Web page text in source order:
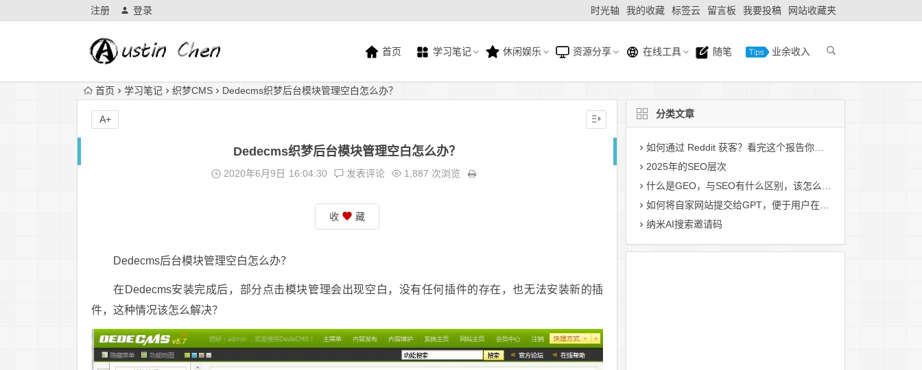
注册 登录 时光轴 我的收藏 标签云 留言板 我要投稿 网站收藏夹
首页 学习笔记 休闲娱乐 资源分享 在线工具 随笔 业余收入
首页 学习笔记 织梦CMS Dedecms织梦后台模块管理空白怎么办？
Dedecms织梦后台模块管理空白怎么办？
2020年6月9日 16:04:30 发表评论 1,887 次浏览
收 藏
Dedecms后台模块管理空白怎么办？
在Dedecms安装完成后，部分点击模块管理会出现空白，没有任何插件的存在，也无法安装新的插
件，这种情况该怎么解决？
A+ 分类文章
如何通过 Reddit 获客？看完这个报告你就懂了！
2025年的SEO层次
什么是GEO，与SEO有什么区别，该怎么做？
如何将自家网站提交给GPT，便于用户在gpt搜索中展示
纳米AI搜索邀请码